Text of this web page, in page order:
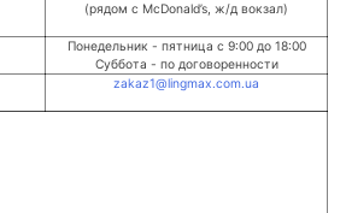
(рядом с McDonald’s, ж/д вокзал)
Понедельник - пятница с 9:00 до 18:00
Суббота - по договоренности
zakaz1@lingmax.com.ua